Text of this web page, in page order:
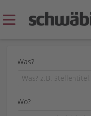
Was?
Wo?